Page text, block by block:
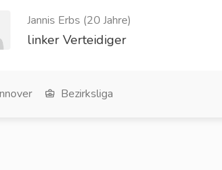
Jannis Erbs (20 Jahre)
linker Verteidiger
Bezirksliga